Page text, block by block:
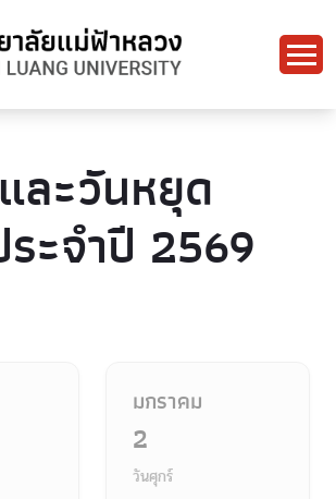
ละวันหยุด
ะจำปี 2569
มกราคม
2
วันศุกร์